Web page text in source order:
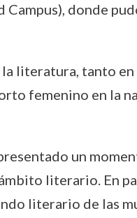
donde
literatura, tanto en
femenino en la
un
literario. En
literario de las